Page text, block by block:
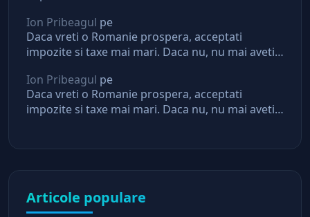
Ion Pribeagul pe
Daca vreti o Romanie prospera, acceptati
impozite si taxe mai mari. Daca nu, nu mai aveti
Ion Pribeagul pe
Daca vreti o Romanie prospera, acceptati
impozite si taxe mai mari. Daca nu, nu mai aveti
Articole populare